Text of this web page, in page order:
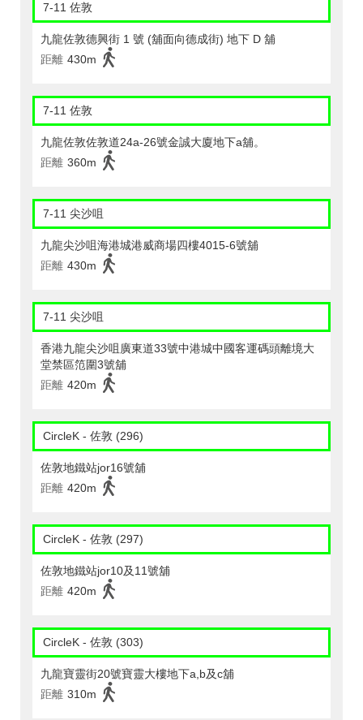
7-11 佐敦
九龍佐敦德興街 1 號 (舖面向德成街) 地下 D 舖
距離 430m
7-11 佐敦
九龍佐敦佐敦道24a-26號金誠大廈地下a舖。
距離 360m
7-11 尖沙咀
九龍尖沙咀海港城港威商場四樓4015-6號舖
距離 430m
7-11 尖沙咀
香港九龍尖沙咀廣東道33號中港城中國客運碼頭離境大
堂禁區笵圍3號舖
距離 420m
CircleK - 佐敦 (296)
佐敦地鐵站jor16號舖
距離 420m
CircleK - 佐敦 (297)
佐敦地鐵站jor10及11號舖
距離 420m
CircleK - 佐敦 (303)
九龍寶靈街20號寶靈大樓地下a,b及c舖
距離 310m